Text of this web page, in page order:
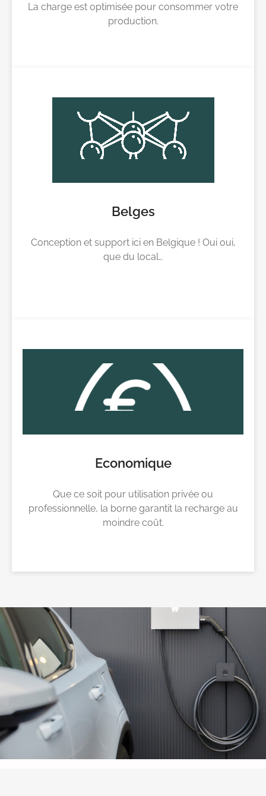
La charge est optimisée pour consommer votre
production.
Belges
Conception et support ici en Belgique ! Oui oui,
que du local…
Economique
Que ce soit pour utilisation privée ou
professionnelle, la borne garantit la recharge au
moindre coût.